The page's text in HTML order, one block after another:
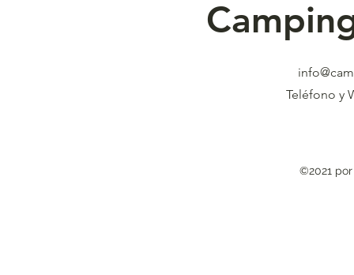
Teléfono y
©2021